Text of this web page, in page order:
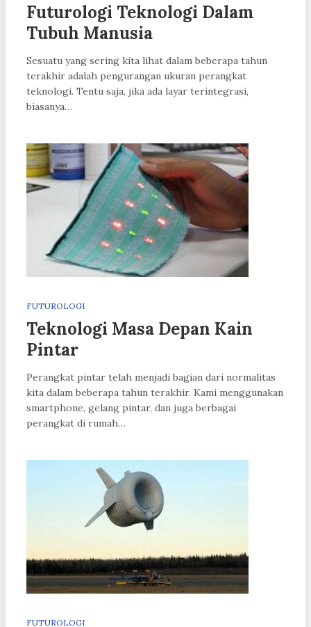
Futurologi Teknologi Dalam
Tubuh Manusia
Sesuatu yang sering kita lihat dalam beberapa tahun
terakhir adalah pengurangan ukuran perangkat
teknologi. Tentu saja, jika ada layar terintegrasi,
biasanya…
FUTUROLOGI
Teknologi Masa Depan Kain
Pintar
Perangkat pintar telah menjadi bagian dari normalitas
kita dalam beberapa tahun terakhir. Kami menggunakan
smartphone, gelang pintar, dan juga berbagai
perangkat di rumah…
FUTUROLOGI